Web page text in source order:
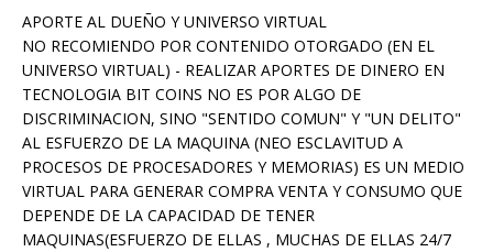
APORTE AL DUEÑO Y UNIVERSO VIRTUAL
NO RECOMIENDO POR CONTENIDO OTORGADO (EN EL
UNIVERSO VIRTUAL) - REALIZAR APORTES DE DINERO EN
TECNOLOGIA BIT COINS NO ES POR ALGO DE
DISCRIMINACION, SINO "SENTIDO COMUN" Y "UN DELITO"
AL ESFUERZO DE LA MAQUINA (NEO ESCLAVITUD A
PROCESOS DE PROCESADORES Y MEMORIAS) ES UN MEDIO
VIRTUAL PARA GENERAR COMPRA VENTA Y CONSUMO QUE
DEPENDE DE LA CAPACIDAD DE TENER
MAQUINAS(ESFUERZO DE ELLAS , MUCHAS DE ELLAS 24/7